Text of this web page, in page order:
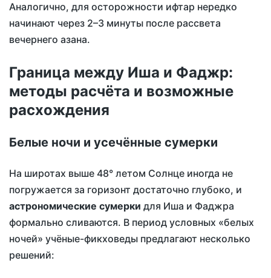
Аналогично, для осторожности ифтар нередко
начинают через 2–3 минуты после расcвета
вечернего азана.
Граница между Иша и Фаджр:
методы расчёта и возможные
расхождения
Белые ночи и усечённые сумерки
На широтах выше 48° летом Солнце иногда не
погружается за горизонт достаточно глубоко, и
астрономические сумерки для Иша и Фаджра
формально сливаются. В период условных «белых
ночей» учёные-фикховеды предлагают несколько
решений: